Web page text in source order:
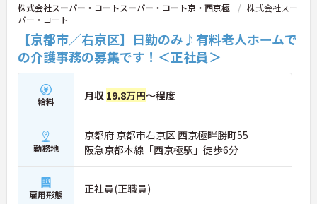
株式会社スーパー・コートスーパー・コート京・西京極
株式会社スー
パー・コート
【京都市／右京区】日勤のみ♪有料老人ホームで
の介護事務の募集です！＜正社員＞
給料 月収 19.8万円～程度
勤務地
京都府 京都市右京区 西京極畔勝町55
阪急京都本線「西京極駅」徒歩6分
雇用形態 正社員(正職員)